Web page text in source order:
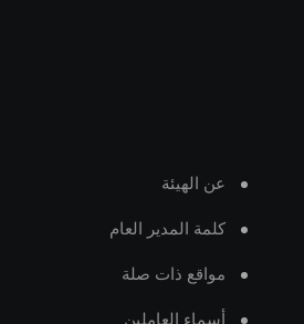
عن الهيئة
كلمة المدير العام
مواقع ذات صلة
أسماء العاملين